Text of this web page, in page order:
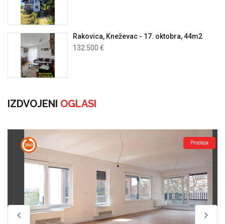
Rakovica, Kneževac - 17. oktobra, 44m2
132.500 €
IZDVOJENI OGLASI
Prodaja